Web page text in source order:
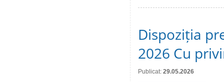
Dispoziția
2026 Cu
Publicat: 29.05.2026